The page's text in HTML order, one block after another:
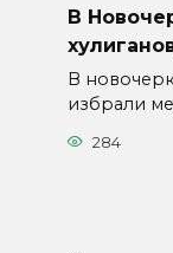
В
В
избрали
284